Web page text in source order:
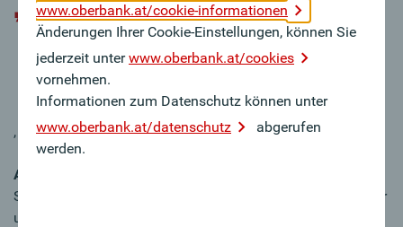
Die Oberbank ist strukturell so gut aufgestellt
wie noch nie und wird in den nächsten fünf
Jahren ihren erfolgreichen Wachstumskurs
fortsetzen
, blickt Dr. Franz Gasselsberger optimistisch in die Zukunft.
Ausblick
Spätestens 2026 werden wir diese Rezession endlich hinter
uns lassen. Die niedrigen Zinsen beginnen jetzt zu wirken.
www.oberbank.at/cookie-informationen
Änderungen Ihrer Cookie-Einstellungen, können Sie
jederzeit unterwww.oberbank.at/cookies
vornehmen.
Informationen zum Datenschutz können unter
www.oberbank.at/datenschutz
abgerufen
werden.